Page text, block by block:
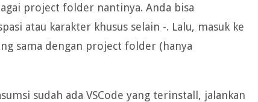
project folder nantinya. Anda bisa
atau karakter khusus selain -. Lalu, masuk ke
sama dengan project folder (hanya
sudah ada VSCode yang terinstall, jalankan